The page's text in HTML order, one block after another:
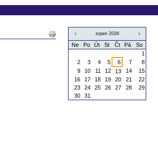
Akce
dokumentů
«
srpen 2026
»
Ne Po Út St Čt Pá
So
1
2
3 4 5 6 7
8
9
10 11 12 13 14
15
16
17 18 19 20 21
22
23
24 25 26 27 28
29
30
31